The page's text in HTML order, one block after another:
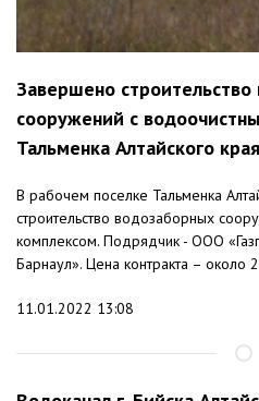
Завершено
сооружений с
Тальменка Алтайского края
В рабочем поселке Тальменка
строительство водозаборных
комплексом. Подрядчик - ООО
Барнаул». Цена контракта – около
11.01.2022 13:08